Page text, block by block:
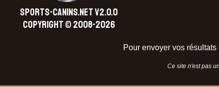
SPORTS-CANINS.NET V2.0.0
Copyright © 2008-2026
Pour envoyer vos
Ce site n'est pas